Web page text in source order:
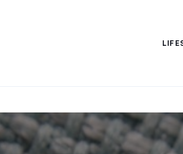
Vacation